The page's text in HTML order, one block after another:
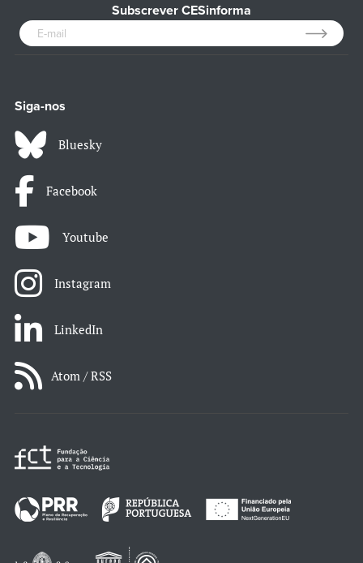
Subscrever CESinforma
Siga-nos
Bluesky
Facebook
Youtube
Instagram
LinkedIn
Atom / RSS